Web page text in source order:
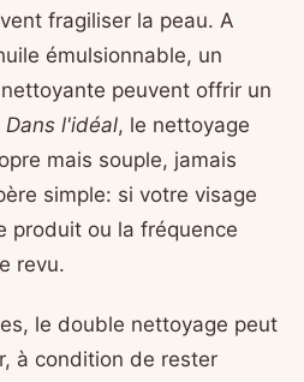
fragiliser la peau. A
émulsionnable, un
peuvent offrir un
Dans l'idéal, le nettoyage
mais souple, jamais
simple: si votre visage
produit ou la fréquence
revu.
le double nettoyage peut
à condition de rester